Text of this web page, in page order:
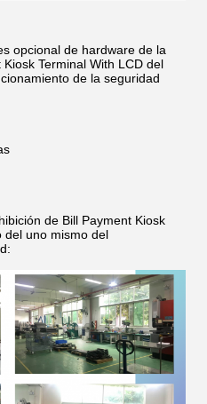
opcional de hardware de la
Terminal With LCD del
de la seguridad
de Bill Payment Kiosk
del uno mismo del